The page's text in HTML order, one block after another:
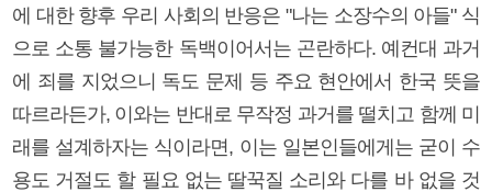
에 대한 향후 우리 사회의 반응은 "나는 소장수의 아들" 식
으로 소통 불가능한 독백이어서는 곤란하다. 예컨대 과거
에 죄를 지었으니 독도 문제 등 주요 현안에서 한국 뜻을
따르라든가, 이와는 반대로 무작정 과거를 떨치고 함께 미
래를 설계하자는 식이라면, 이는 일본인들에게는 굳이 수
용도 거절도 할 필요 없는 딸꾹질 소리와 다를 바 없을 것